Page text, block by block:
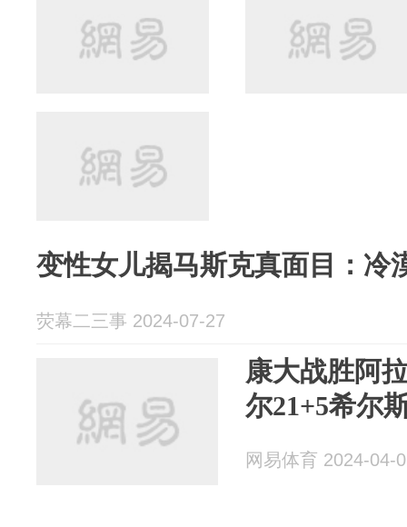
变性女儿揭马斯克真面目：冷
荧幕二三事 2024-07-27
康大战胜阿
尔21+5希尔
网易体育 2024-04-